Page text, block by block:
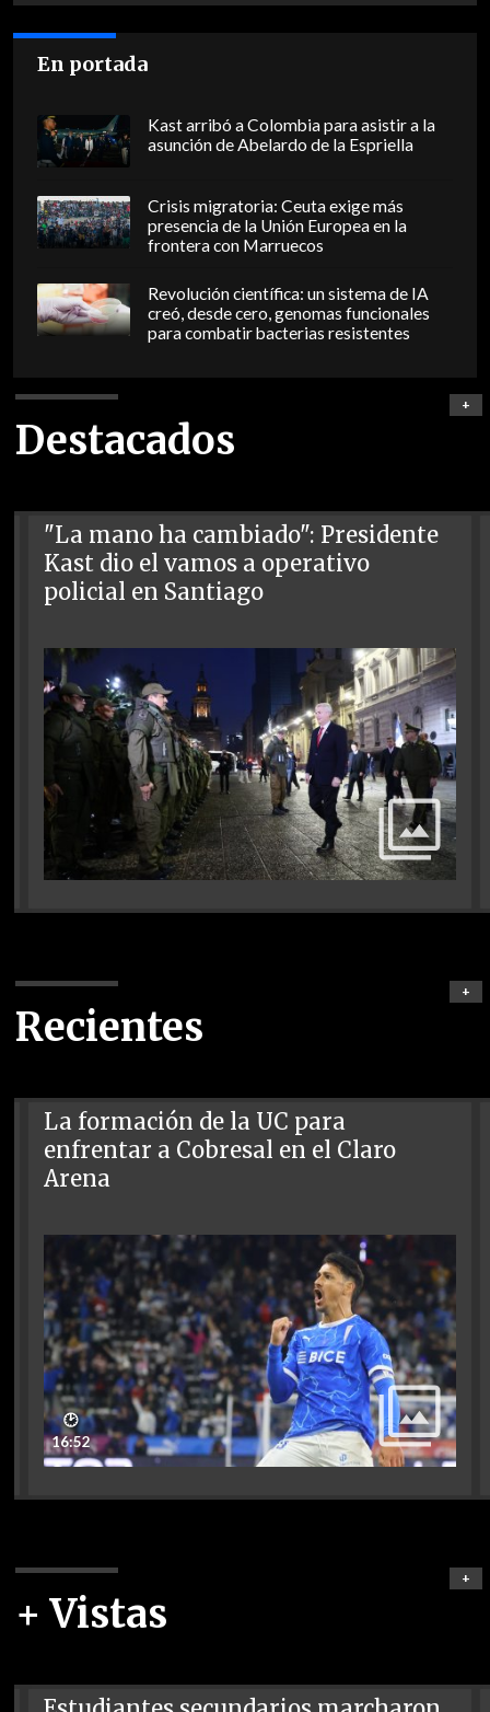
En portada
Kast arribó a Colombia para asistir a la
asunción de Abelardo de la Espriella
Crisis migratoria: Ceuta exige más
presencia de la Unión Europea en la
frontera con Marruecos
Revolución científica: un sistema de IA
creó, desde cero, genomas funcionales
para combatir bacterias resistentes
Destacados
+
"La mano ha cambiado": Presidente
Kast dio el vamos a operativo
policial en Santiago
Recientes
+
La formación de la UC para
enfrentar a Cobresal en el Claro
Arena
🕑
16:52
+ Vistas
+